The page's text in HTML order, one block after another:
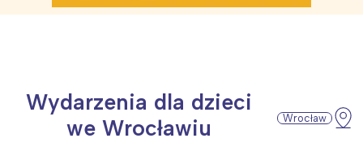
Wydarzenia dla dzieci
we Wrocławiu
Wrocław